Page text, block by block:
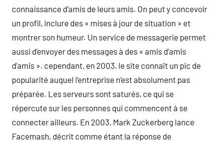
connaissance d’amis de leurs amis. On peut y concevoir
un profil, inclure des « mises à jour de situation » et
montrer son humeur. Un service de messagerie permet
aussi d’envoyer des messages à des « amis d’amis
d’amis ». cependant, en 2003, le site connaît un pic de
popularité auquel l’entreprise n’est absolument pas
préparée. Les serveurs sont saturés, ce qui se
répercute sur les personnes qui commencent à se
connecter ailleurs. En 2003, Mark Zuckerberg lance
Facemash, décrit comme étant la réponse de